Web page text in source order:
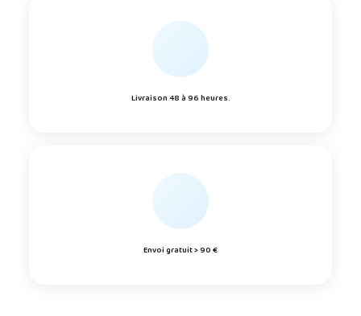
Livraison 48 à 96 heures.
Envoi gratuit > 90 €